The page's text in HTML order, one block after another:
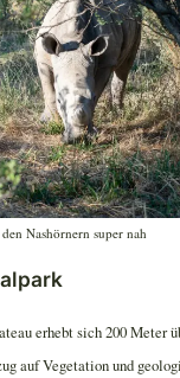
Nashörnern super nah
erhebt sich 200 Meter
auf Vegetation und